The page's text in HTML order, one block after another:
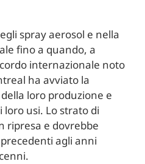
spray aerosol e nella
fino a quando, a
internazionale noto
ha avviato la
loro produzione e
usi. Lo strato di
ripresa e dovrebbe
agli anni